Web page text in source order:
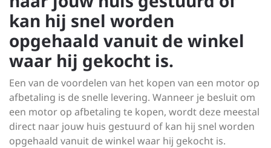
kan hij snel worden
opgehaald vanuit de winkel
waar hij gekocht is.
Een van de voordelen van het kopen van een motor op
afbetaling is de snelle levering. Wanneer je besluit om
een motor op afbetaling te kopen, wordt deze meestal
direct naar jouw huis gestuurd of kan hij snel worden
opgehaald vanuit de winkel waar hij gekocht is.